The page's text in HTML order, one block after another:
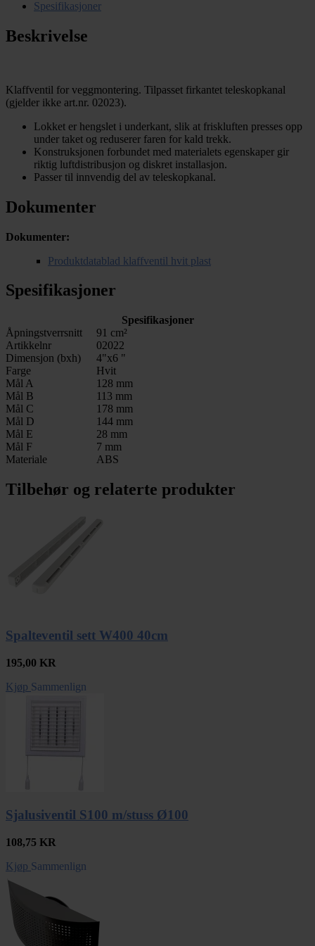
Spesifikasjoner
Beskrivelse
Klaffventil for veggmontering. Tilpasset firkantet teleskopkanal
(gjelder ikke art.nr. 02023).
Lokket er hengslet i underkant, slik at friskluften presses opp
under taket og reduserer faren for kald trekk.
Konstruksjonen forbundet med materialets egenskaper gir
riktig luftdistribusjon og diskret installasjon.
Passer til innvendig del av teleskopkanal.
Dokumenter
Dokumenter:
Produktdatablad klaffventil hvit plast
Spesifikasjoner
Spesifikasjoner
Åpningstverrsnitt
91 cm²
Artikkelnr
02022
Dimensjon (bxh)
4"x6 "
Farge
Hvit
Mål A
128 mm
Mål B
113 mm
Mål C
178 mm
Mål D
144 mm
Mål E
28 mm
Mål F
7 mm
Materiale
ABS
Tilbehør og relaterte produkter
Spalteventil sett W400 40cm
195,00 KR
Kjøp Sammenlign
Sjalusiventil S100 m/stuss Ø100
108,75 KR
Kjøp Sammenlign